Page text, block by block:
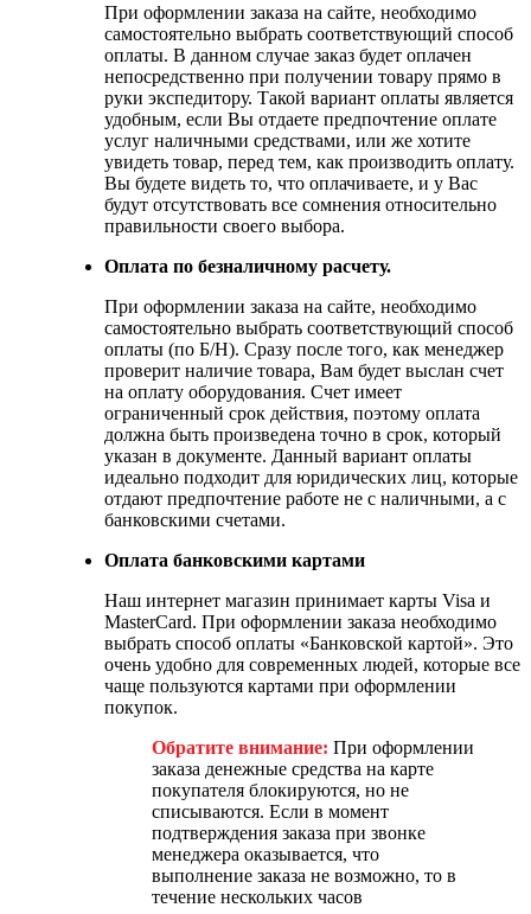
При оформлении заказа на сайте, необходимо
самостоятельно выбрать соответствующий способ
оплаты. В данном случае заказ будет оплачен
непосредственно при получении товару прямо в
руки экспедитору. Такой вариант оплаты является
удобным, если Вы отдаете предпочтение оплате
услуг наличными средствами, или же хотите
увидеть товар, перед тем, как производить оплату.
Вы будете видеть то, что оплачиваете, и у Вас
будут отсутствовать все сомнения относительно
правильности своего выбора.
Оплата по безналичному расчету.
При оформлении заказа на сайте, необходимо
самостоятельно выбрать соответствующий способ
оплаты (по Б/Н). Сразу после того, как менеджер
проверит наличие товара, Вам будет выслан счет
на оплату оборудования. Счет имеет
ограниченный срок действия, поэтому оплата
должна быть произведена точно в срок, который
указан в документе. Данный вариант оплаты
идеально подходит для юридических лиц, которые
отдают предпочтение работе не с наличными, а с
банковскими счетами.
Оплата банковскими картами
Наш интернет магазин принимает карты Visa и
MasterCard. При оформлении заказа необходимо
выбрать способ оплаты «Банковской картой». Это
очень удобно для современных людей, которые все
чаще пользуются картами при оформлении
покупок.
Обратите внимание: При оформлении
заказа денежные средства на карте
покупателя блокируются, но не
списываются. Если в момент
подтверждения заказа при звонке
менеджера оказывается, что
выполнение заказа не возможно, то в
течение нескольких часов